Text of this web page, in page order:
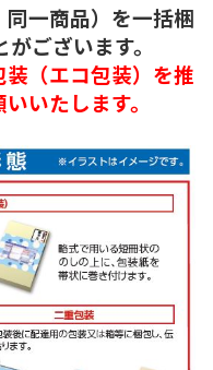
一商品）を一括梱
ございます。
（エコ包装）を推
いたします。